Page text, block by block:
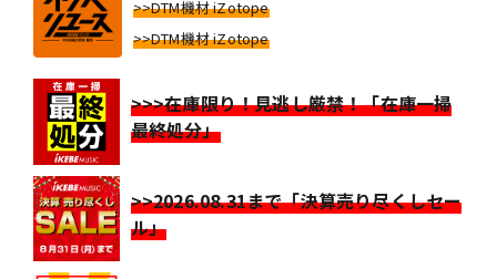
>>DTM機材 iZotope
>>DTM機材 iZotope
>>>在庫限り！見逃し厳禁！「在庫一掃
最終処分」
>>2026.08.31まで「決算売り尽くしセー
ル」